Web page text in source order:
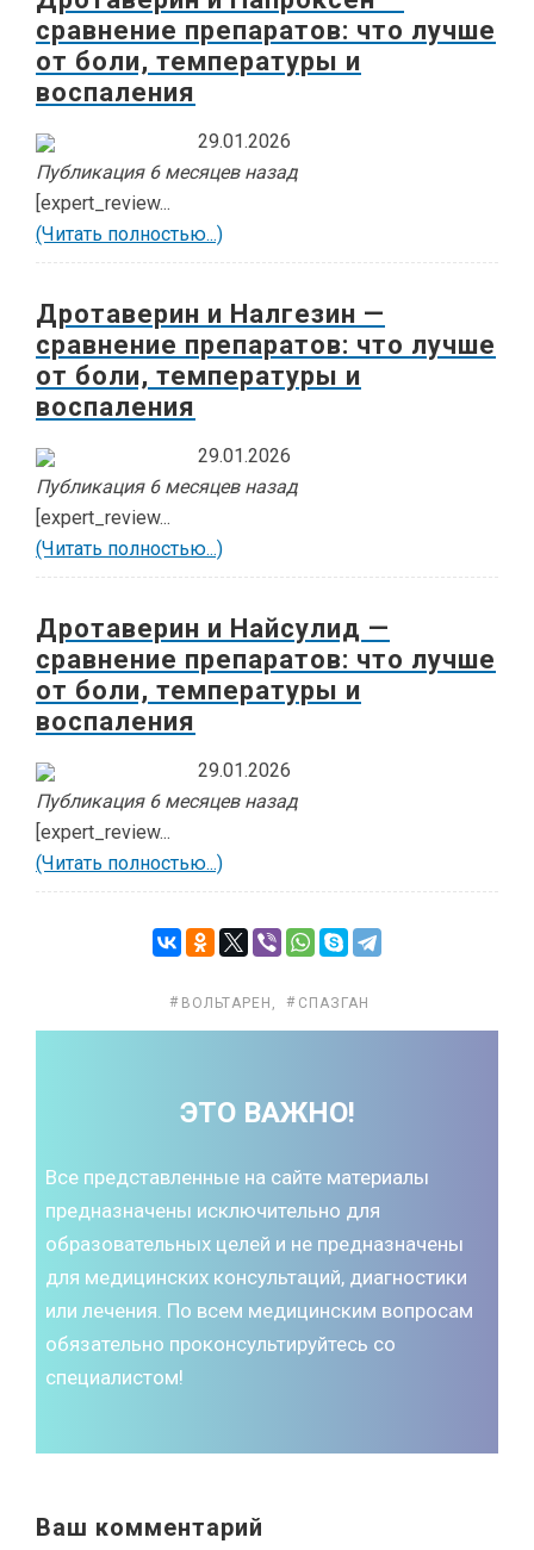
сравнение препаратов: что лучше
от боли, температуры и
воспаления
29.01.2026
Публикация 6 месяцев назад
[expert_review...
(Читать полностью...)
Дротаверин и Налгезин —
сравнение препаратов: что лучше
от боли, температуры и
воспаления
29.01.2026
Публикация 6 месяцев назад
[expert_review...
(Читать полностью...)
Дротаверин и Найсулид —
сравнение препаратов: что лучше
от боли, температуры и
воспаления
29.01.2026
Публикация 6 месяцев назад
[expert_review...
(Читать полностью...)
ВОЛЬТАРЕН , СПАЗГАН
ЭТО ВАЖНО!
Все представленные на сайте материалы
предназначены исключительно для
образовательных целей и не предназначены
для медицинских консультаций, диагностики
или лечения. По всем медицинским вопросам
обязательно проконсультируйтесь со
специалистом!
Ваш комментарий